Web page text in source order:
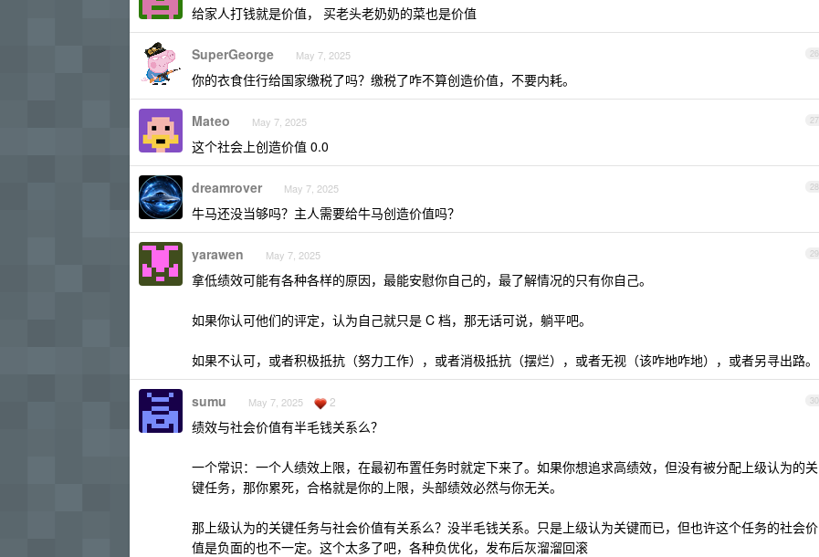
给家人打钱就是价值， 买老头老奶奶的菜也是价值
26
SuperGeorge May 7, 2025
你的衣食住行给国家缴税了吗？缴税了咋不算创造价值，不要内耗。
27
Mateo May 7, 2025
这个社会上创造价值 0.0
28
dreamrover May 7, 2025
牛马还没当够吗？主人需要给牛马创造价值吗？
29
yarawen May 7, 2025
拿低绩效可能有各种各样的原因，最能安慰你自己的，最了解情况的只有你自己。
如果你认可他们的评定，认为自己就只是 C 档，那无话可说，躺平吧。
如果不认可，或者积极抵抗（努力工作），或者消极抵抗（摆烂），或者无视（该咋地咋地），或者另寻出路。
30
sumu May 7, 2025 2
绩效与社会价值有半毛钱关系么？
一个常识：一个人绩效上限，在最初布置任务时就定下来了。如果你想追求高绩效，但没有被分配上级认为的关
键任务，那你累死，合格就是你的上限，头部绩效必然与你无关。
那上级认为的关键任务与社会价值有关系么？没半毛钱关系。只是上级认为关键而已，但也许这个任务的社会价
值是负面的也不一定。这个太多了吧，各种负优化，发布后灰溜溜回滚